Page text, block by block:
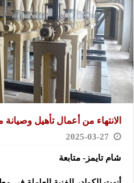
الانتهاء من أعمال تأهيل
2025-03-27
شام تايمز- متابعة